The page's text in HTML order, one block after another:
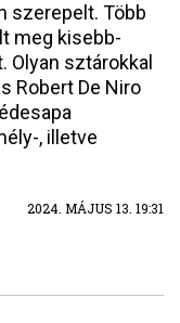
szerepelt. Több
meg kisebb-
Olyan sztárokkal
Robert De Niro
, illetve
2024. MÁJUS 13. 19:31